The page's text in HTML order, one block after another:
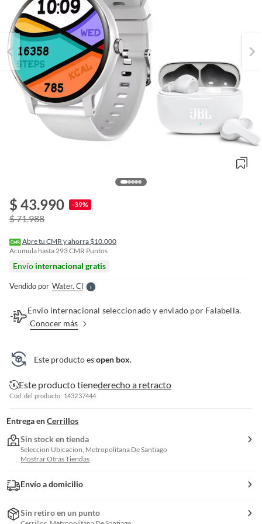
$ 43.990 -39%
$ 71.988
Abre tu CMR y ahorra $10.000
Acumula hasta293CMR Puntos
Envío internacional gratis
Vendido por Water. ClS
l
e
r
f
o
Envío internacional seleccionado y enviado por Falabella.
Conocer más
Este producto esopen box.
Este producto tienederecho a retracto
Cód. del producto: 143237444
Entrega en Cerrillos
Sin stock en tienda
Seleccion Ubicacion, Metropolitana De Santiago
Mostrar Otras Tiendas
Envío a domicilio
Sin retiro en un punto